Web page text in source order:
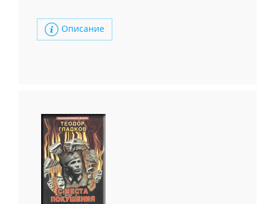
Описание